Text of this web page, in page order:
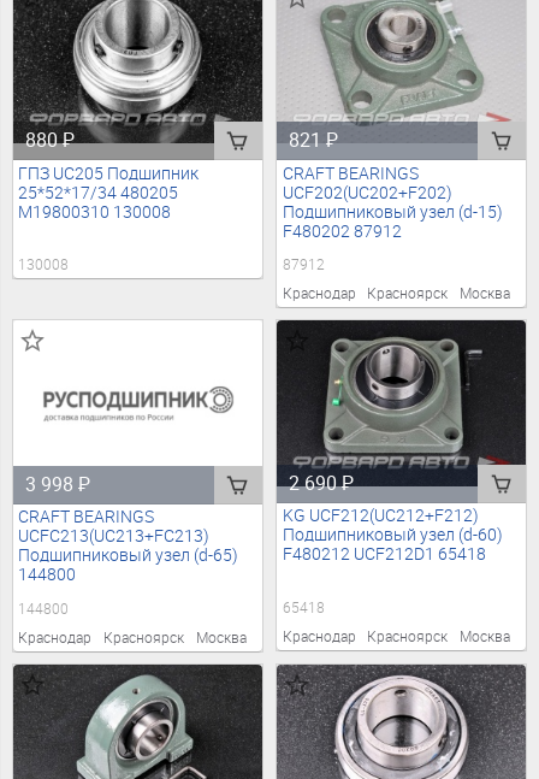
880₽
ГПЗ UC205 Подшипник
25*52*17/34 480205
M19800310 130008
130008
821₽
CRAFT BEARINGS
UCF202(UC202+F202)
Подшипниковый узел (d-15)
F480202 87912
87912
Краснодар
Красноярск Москва
3 998₽
CRAFT BEARINGS
UCFC213(UC213+FC213)
Подшипниковый узел (d-65)
144800
144800
Краснодар
Красноярск Москва
2 690₽
KG UCF212(UC212+F212)
Подшипниковый узел (d-60)
F480212 UCF212D1 65418
65418
Краснодар
Красноярск Москва